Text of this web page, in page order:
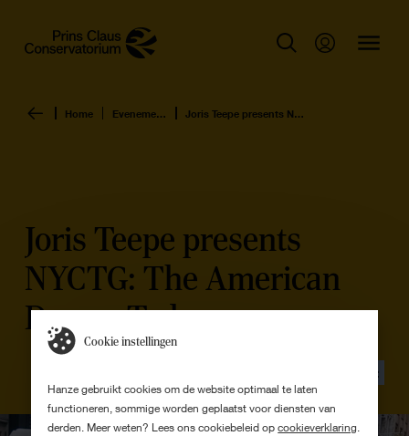
Home Evenementen overzicht Joris Teepe presents NYCTG: The American Dream Today
Joris Teepe presents
NYCTG: The American
Dream Today
Evenement
Cookie instellingen
Hanze gebruikt cookies om de website optimaal te laten
functioneren, sommige worden geplaatst voor diensten van
derden. Meer weten? Lees ons cookiebeleid opcookieverklaring.